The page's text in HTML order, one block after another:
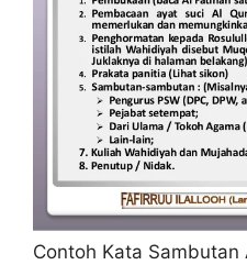
Contoh Kata Sambutan